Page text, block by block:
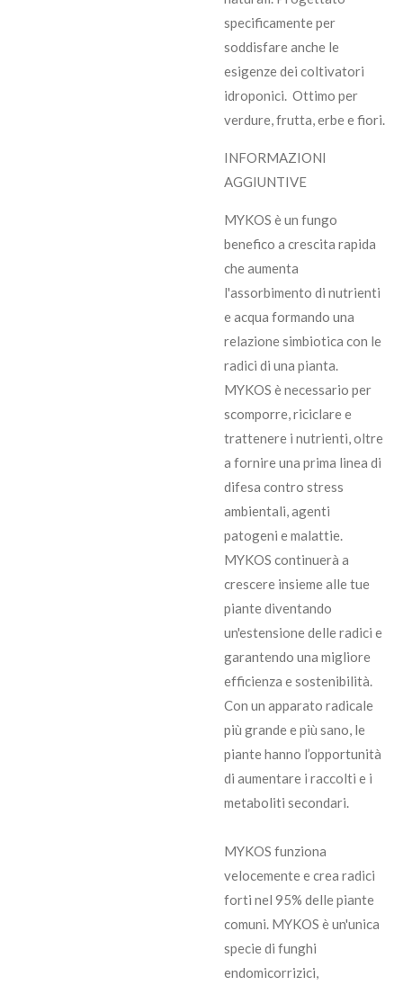
specificamente per
soddisfare anche le
esigenze dei coltivatori
idroponici. Ottimo per
verdure, frutta, erbe e fiori.
INFORMAZIONI
AGGIUNTIVE
MYKOS è un fungo
benefico a crescita rapida
che aumenta
l'assorbimento di nutrienti
e acqua formando una
relazione simbiotica con le
radici di una pianta.
MYKOS è necessario per
scomporre, riciclare e
trattenere i nutrienti, oltre
a fornire una prima linea di
difesa contro stress
ambientali, agenti
patogeni e malattie.
MYKOS continuerà a
crescere insieme alle tue
piante diventando
un'estensione delle radici e
garantendo una migliore
efficienza e sostenibilità.
Con un apparato radicale
più grande e più sano, le
piante hanno l’opportunità
di aumentare i raccolti e i
metaboliti secondari.
MYKOS funziona
velocemente e crea radici
forti nel 95% delle piante
comuni. MYKOS è un'unica
specie di funghi
endomicorrizici,